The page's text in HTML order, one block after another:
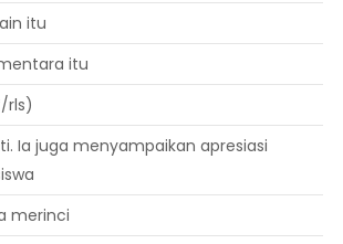
itu
itu
rls)
Ia juga menyampaikan apresiasi
merinci